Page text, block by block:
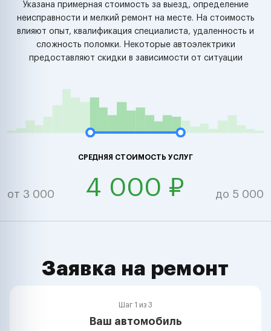
Указана примерная стоимость за выезд, определение
неисправности и мелкий ремонт на месте. На стоимость
влияют опыт, квалификация специалиста, удаленность и
сложность поломки. Некоторые автоэлектрики
предоставляют скидки в зависимости от ситуации
СРЕДНЯЯ СТОИМОСТЬ УСЛУГ
от 3 000 4 000 ₽ до 5 000
Заявка на ремонт
Шаг 1 из 3
Ваш автомобиль